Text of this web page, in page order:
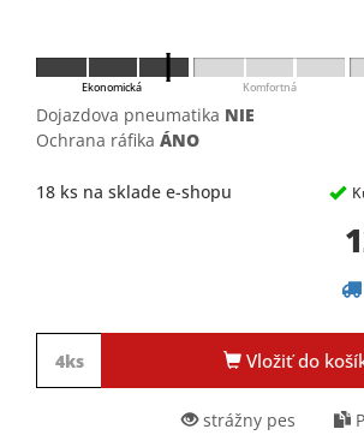
Ekonomická Komfortná
Dojazdova pneumatika NIE
Ochrana ráfika ÁNO
18 ks na sklade e-shopu
Vložiť do
strážny pes